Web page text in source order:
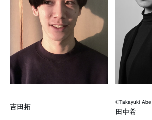
吉田拓
©Takayuki Abe
田中希